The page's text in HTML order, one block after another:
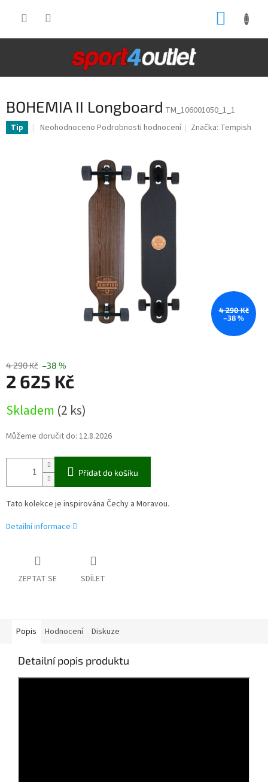
BOHEMIA II Longboard TM_106001050_1_1
Tip
Průměrné
Neohodnoceno Podrobnosti hodnocení Značka: Tempish
4 290 Kč
–38 %
4 290 Kč –38 %
2 625 Kč
cena:
Skladem (2 ks)
Můžeme doručit do: 12.8.2026
Přidat do košíku
Tato kolekce je inspirována Čechy a Moravou.
Detailní informace
ZEPTAT SE SDÍLET
Popis Hodnocení Diskuze
Detailní popis produktu